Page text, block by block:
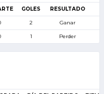
GOLES RESULTADO
2 Ganar
1 Perder